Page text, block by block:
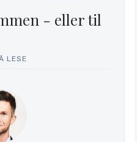
- eller til
LESE